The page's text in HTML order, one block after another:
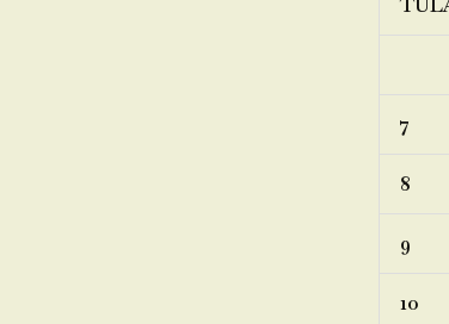
7
8
9
10